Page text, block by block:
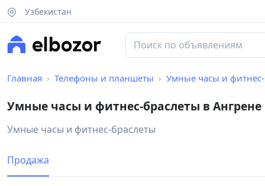
Узбекистан
Главная Телефоны и планшеты Умные часы и
Умные часы и фитнес-браслеты в Ангрене
Умные часы и фитнес-браслеты
Продажа